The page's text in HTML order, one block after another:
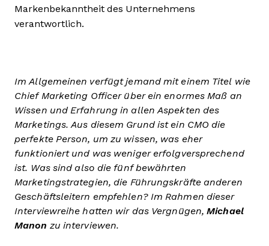
Markenbekanntheit des Unternehmens
verantwortlich.
Im Allgemeinen verfügt jemand mit einem Titel wie
Chief Marketing Officer über ein enormes Maß an
Wissen und Erfahrung in allen Aspekten des
Marketings. Aus diesem Grund ist ein CMO die
perfekte Person, um zu wissen, was eher
funktioniert und was weniger erfolgversprechend
ist. Was sind also die fünf bewährten
Marketingstrategien, die Führungskräfte anderen
Geschäftsleitern empfehlen? Im Rahmen dieser
Interviewreihe hatten wir das Vergnügen,Michael
Manon zu interviewen.